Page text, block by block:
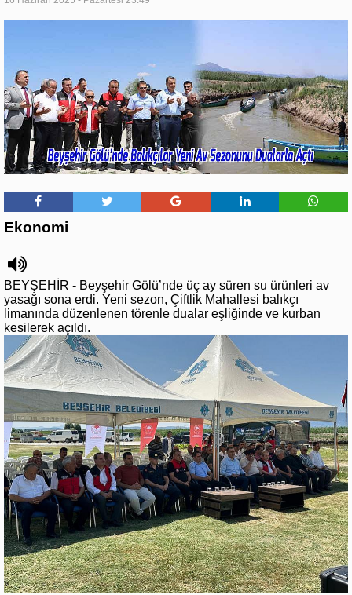
Ekonomi
BEYŞEHİR - Beyşehir Gölü’nde üç ay süren su ürünleri av
yasağı sona erdi. Yeni sezon, Çiftlik Mahallesi balıkçı
limanında düzenlenen törenle dualar eşliğinde ve kurban
kesilerek açıldı.